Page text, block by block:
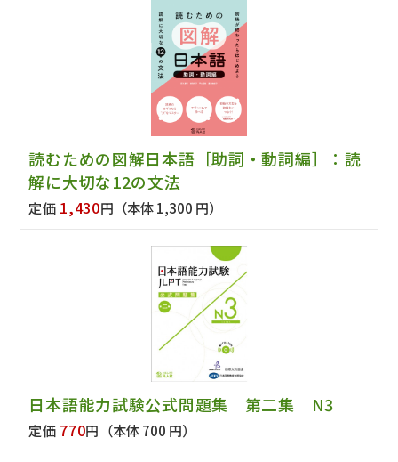
読むための図解日本語［助詞・動詞編］：読
解に大切な12の文法
定価 1,430円 （本体 1,300 円）
日本語能力試験公式問題集 第二集 N3
定価 770円 （本体 700 円）